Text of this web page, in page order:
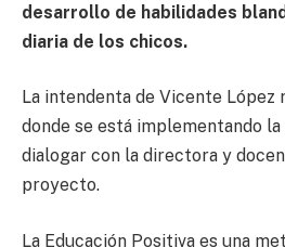
desarrollo de habilidades
diaria de los chicos.
La intendenta de Vicente
donde se está implementando
dialogar con la directora y
proyecto.
La Educación Positiva es una